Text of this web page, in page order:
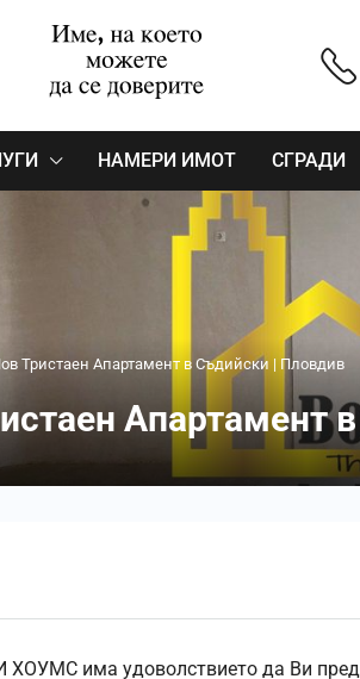
НАМЕРИ ИМОТ СГРАДИ
Тристаен Апартамент в Съдийски | Пловдив
Апартамент
има удоволствието да Ви